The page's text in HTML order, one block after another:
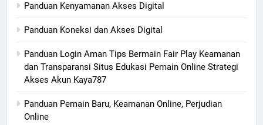
Panduan Kenyamanan Akses Digital
Panduan Koneksi dan Akses Digital
Panduan Login Aman Tips Bermain Fair Play Keamanan
dan Transparansi Situs Edukasi Pemain Online Strategi
Akses Akun Kaya787
Panduan Pemain Baru, Keamanan Online, Perjudian
Online